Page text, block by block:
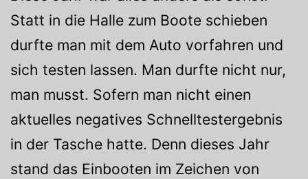
Statt in die Halle zum Boote schieben
durfte man mit dem Auto vorfahren und
sich testen lassen. Man durfte nicht nur,
man musst. Sofern man nicht einen
aktuelles negatives Schnelltestergebnis
in der Tasche hatte. Denn dieses Jahr
stand das Einbooten im Zeichen von